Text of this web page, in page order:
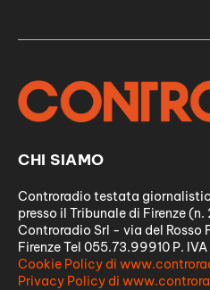
CHI SIAMO
Controradio testata
presso il Tribunale di Firenze
Controradio Srl - via del
Firenze Tel 055.73.99910 P.
Cookie Policy di
Privacy Policy di